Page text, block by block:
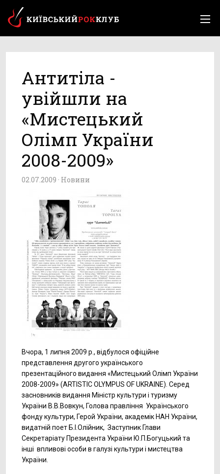
Антитіла -
увійшли на
«Мистецький
Олімп України
2008-2009»
02.07.2009 · Новини
Вчора, 1 липня 2009 р., відбулося офіційне
представлення другого українського
презентаційного видання «Мистецький Олімп України
2008-2009» (ARTISTIC OLYMPUS OF UKRAINE). Серед
засновників видання Міністр культури і туризму
України В.В.Вовкун, Голова правління Українського
фонду культури, Герой України, академік НАН України,
видатній поет Б.І.Олійник, Заступник Глави
Секретаріату Президента України Ю.П.Богуцький та
інші впливові особи в галузі культури і мистецтва
України.